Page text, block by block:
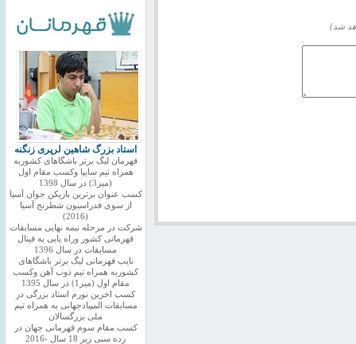
شد)
استاد بزرگ شاهین لرپری زنگنه
قهرمان لیگ برتر باشگاهای کشوربه
همراه تیم سایپا وکسب مقام اول
(میز3) در سال 1398
کسب عنوان برترین بازیکن جوان آسیا
از سوی فدراسیون شطرنج آسیا
(2016)
شرکت در مرحله نیمه نهایی مسابقات
قهرمانی کشور وراه یابی به فینال
مسابقات در سال 1396
نایب قهرمانی لیگ برتر باشگاهای
کشوربه همراه تیم ذوب آهن وکسب
مقام اول (میز1) در سال 1395
کسب اخرین نورم استاد بزرگی در
مسابقات المپیادجهانی به همراه تیم
ملی بزرگسالان
کسب مقام سوم قهرمانی جهان در
رده سنی زیر 18 سال -2016